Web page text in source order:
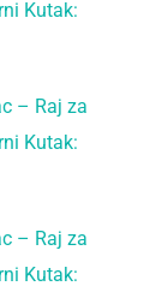
Kutak:
– Raj za
Kutak:
– Raj za
Kutak: